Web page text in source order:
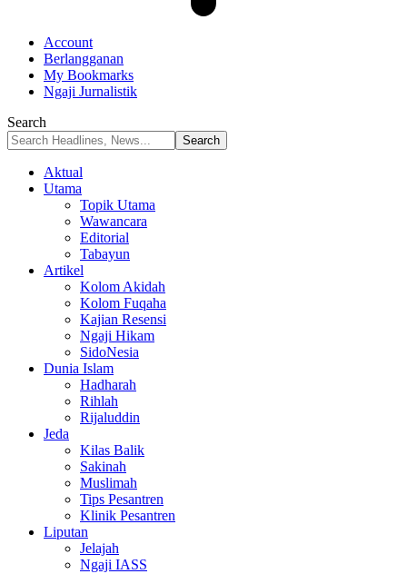
Account
Berlangganan
My Bookmarks
Ngaji Jurnalistik
Search
Aktual
Utama
Topik Utama
Wawancara
Editorial
Tabayun
Artikel
Kolom Akidah
Kolom Fuqaha
Kajian Resensi
Ngaji Hikam
SidoNesia
Dunia Islam
Hadharah
Rihlah
Rijaluddin
Jeda
Kilas Balik
Sakinah
Muslimah
Tips Pesantren
Klinik Pesantren
Liputan
Jelajah
Ngaji IASS